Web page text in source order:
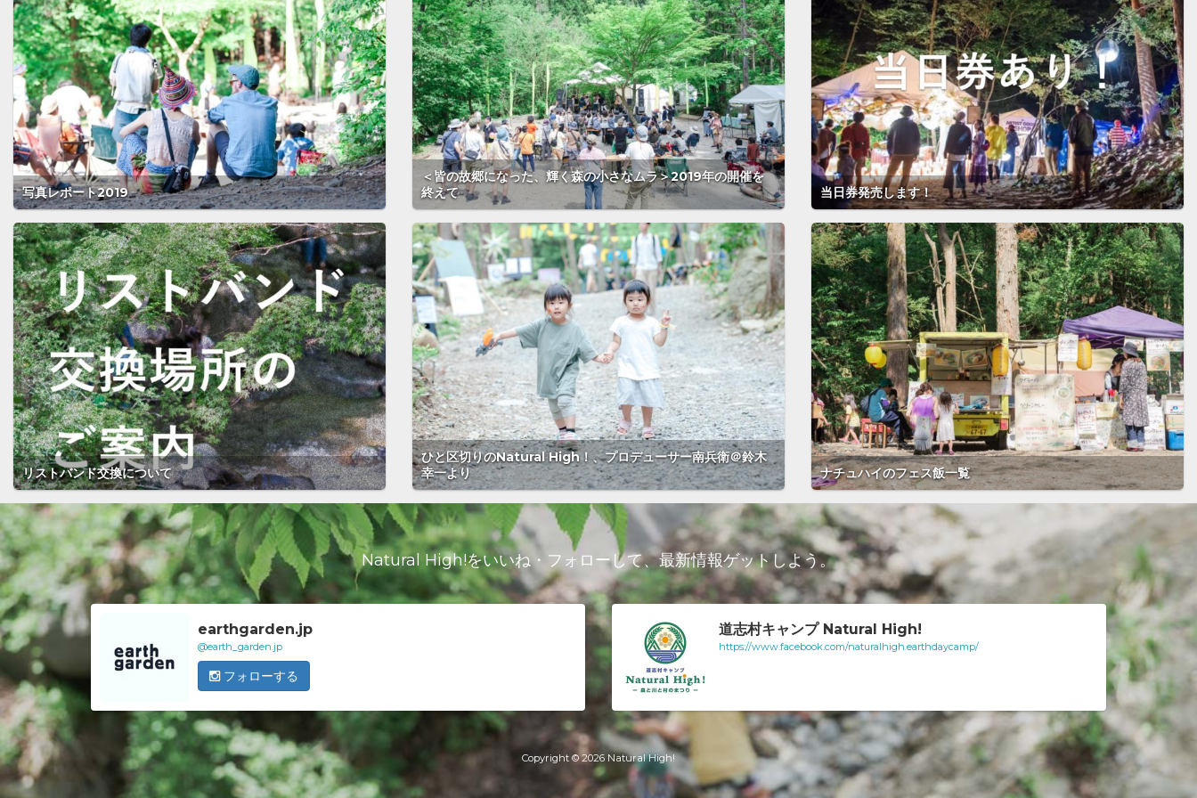
写真レポート2019
＜皆の故郷になった、輝く森の小さなムラ＞2019年の開催を
終えて
当日券発売します！
リストバンド交換について
ひと区切りのNatural High！、プロデューサー南兵衛＠鈴木
幸一より
ナチュハイのフェス飯一覧
Natural High!をいいね・フォローして、最新情報ゲットしよう。
道志村キャンプ Natural High!
https://www.facebook.com/naturalhigh.earthdaycamp/
earthgarden.jp
@earth_garden.jp
フォローする
Copyright © 2026 Natural High!